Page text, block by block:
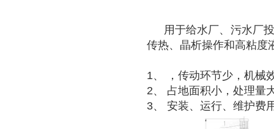
用于给水厂、污水厂
传热、晶析操作和高粘度
1、
，传动环节少，机械
2、 占地面积小，处理量
3、 安装、运行、维护费